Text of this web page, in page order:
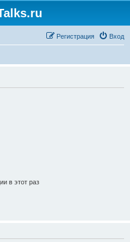
Вход
Регистрация
в этот раз